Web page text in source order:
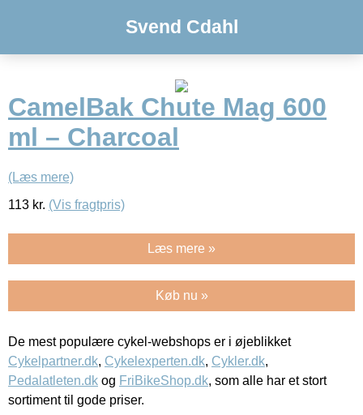
Svend Cdahl
CamelBak Chute Mag 600
ml – Charcoal
(Læs mere)
113 kr. (Vis fragtpris)
Læs mere »
Køb nu »
De mest populære cykel-webshops er i øjeblikket
Cykelpartner.dk, Cykelexperten.dk, Cykler.dk,
Pedalatleten.dk og FriBikeShop.dk, som alle har et stort
sortiment til gode priser.